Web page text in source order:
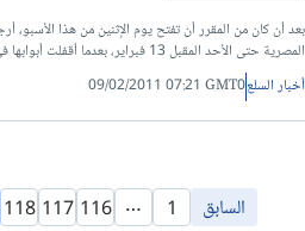
بعد أن كان من المقرر أن تفتح يوم الإثنين من هذا الأسبو،
المصرية حتى الأحد المقبل 13 فبراير، بعدما أقفلت أبوابها في 30 يناير.
أخبار السلع09/02/2011 07:21 GMT0
السابق 1
…
116
117
118